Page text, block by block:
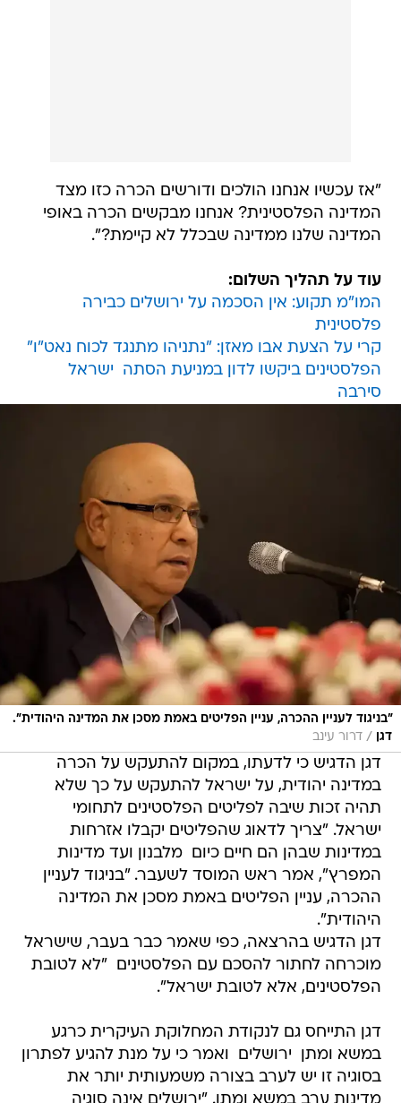
"אז עכשיו אנחנו הולכים ודורשים הכרה כזו מצד
המדינה הפלסטינית? אנחנו מבקשים הכרה באופי
המדינה שלנו ממדינה שבכלל לא קיימת?".
עוד על תהליך השלום:
המו"מ תקוע: אין הסכמה על ירושלים כבירה
פלסטינית
קרי על הצעת אבו מאזן: "נתניהו מתנגד לכוח נאט"ו"
הפלסטינים ביקשו לדון במניעת הסתה  ישראל
סירבה
"בניגוד לעניין ההכרה, עניין הפליטים באמת מסכן את המדינה היהודית".
דגן
/ דרור עינב
דגן הדגיש כי לדעתו, במקום להתעקש על הכרה
במדינה יהודית, על ישראל להתעקש על כך שלא
תהיה זכות שיבה לפליטים הפלסטינים לתחומי
ישראל. "צריך לדאוג שהפליטים יקבלו אזרחות
במדינות שבהן הם חיים כיום  מלבנון ועד מדינות
המפרץ", אמר ראש המוסד לשעבר. "בניגוד לעניין
ההכרה, עניין הפליטים באמת מסכן את המדינה
היהודית".
דגן הדגיש בהרצאה, כפי שאמר כבר בעבר, שישראל
מוכרחה לחתור להסכם עם הפלסטינים  "לא לטובת
הפלסטינים, אלא לטובת ישראל".
דגן התייחס גם לנקודת המחלוקת העיקרית כרגע
במשא ומתן  ירושלים  ואמר כי על מנת להגיע לפתרון
בסוגיה זו יש לערב בצורה משמעותית יותר את